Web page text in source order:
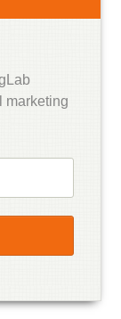
marketing